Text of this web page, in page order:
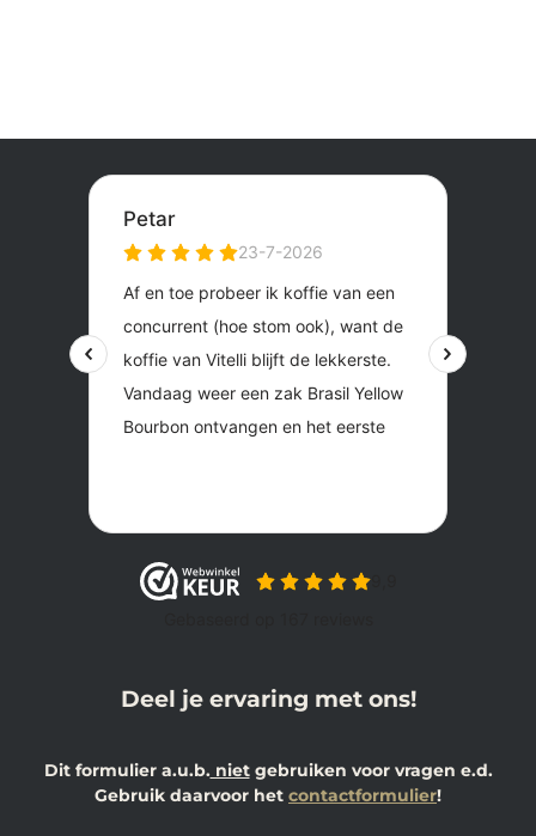
Deel je ervaring met ons!
Dit formulier a.u.b.nietgebruiken voor vragen e.d.
Gebruik daarvoor het contactformulier!